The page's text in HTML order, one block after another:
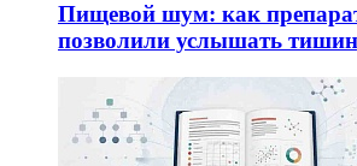
Пищевой шум: как
позволили услышать